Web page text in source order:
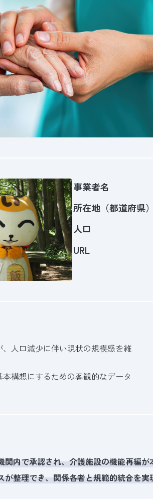
事業者名
所在地（都道府県）
人口
URL
人口減少に伴い現状の規模感を維
構想にするための客観的なデータ
関内で承認され、介護施設の機能再編が
が整理でき、関係各者と規範的統合を実